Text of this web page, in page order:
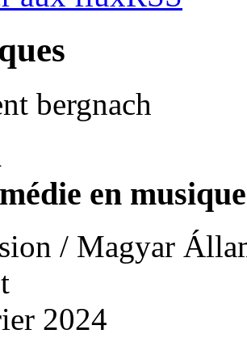
bergnach
en
/ Magyar
2024